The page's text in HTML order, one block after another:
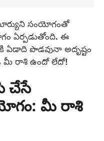
సంయోగంతో
ఏర్పడుతోంది. ఈ
ఏడాది పొడవునా అదృష్టం
మీ రాశి ఉందో లేదో!
చేసే
మీ రాశి